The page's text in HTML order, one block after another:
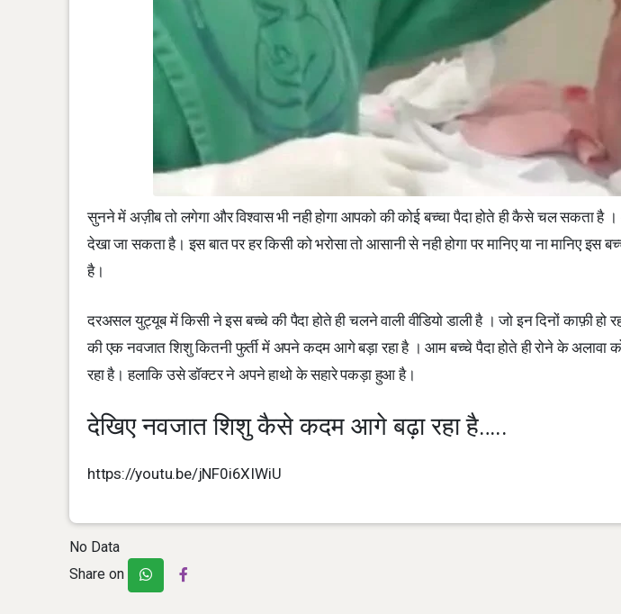
सुनने में अज़ीब तो लगेगा और विश्वास भी नही होगा आपको की कोई बच्चा पैदा होते ही कैसे चल सकता है ।
देखा जा सकता है। इस बात पर हर किसी को भरोसा तो आसानी से नही होगा पर मानिए या ना मानिए इस
है।
दरअसल युट्यूब में किसी ने इस बच्चे की पैदा होते ही चलने वाली वीडियो डाली है । जो इन दिनों काफ़ी
की एक नवजात शिशु कितनी फुर्ती में अपने कदम आगे बड़ा रहा है । आम बच्चे पैदा होते ही रोने के अलावा
रहा है। हलाकि उसे डॉक्टर ने अपने हाथो के सहारे पकड़ा हुआ है।
देखिए नवजात शिशु कैसे कदम आगे बढ़ा रहा है…..
https://youtu.be/jNF0i6XIWiU
No Data
Share on